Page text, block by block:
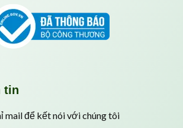
tin
mail để kết nói với chúng tôi